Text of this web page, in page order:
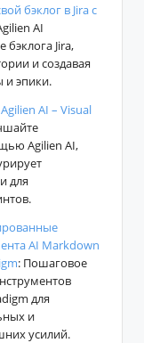
бэклог в Jira с
AI
бэклога Jira,
и создавая
и эпики.
AI – Visual
Agilien AI,
для
AI Markdown
: Пошаговое
для
и
усилий.